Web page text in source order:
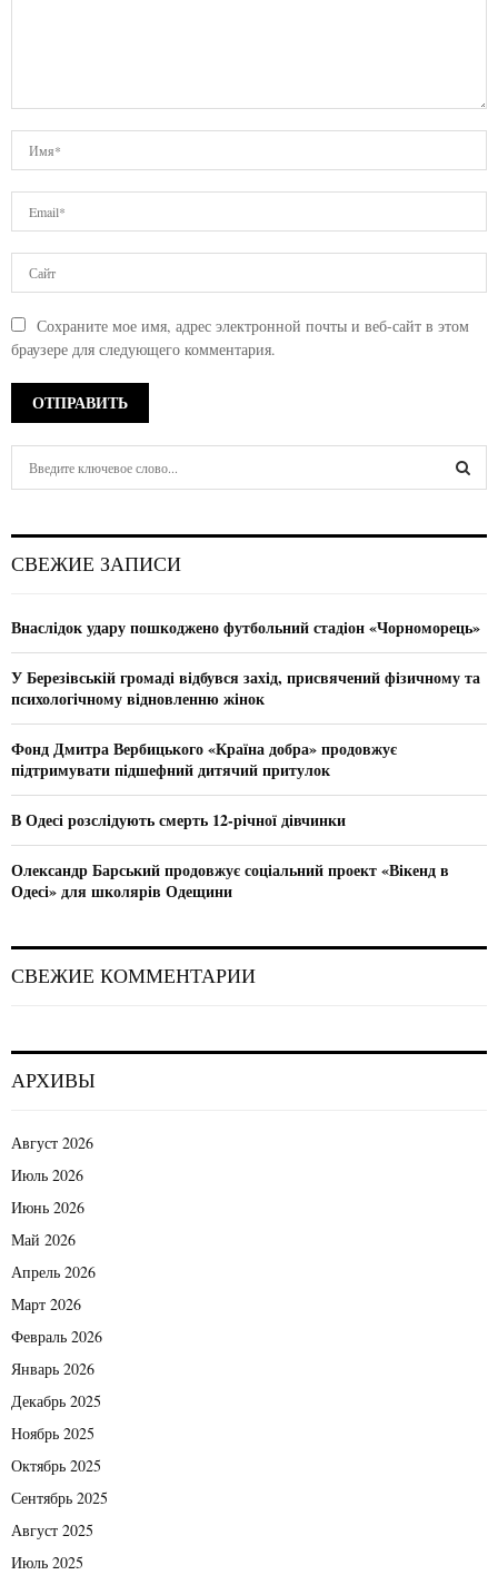
Сохраните мое имя, адрес электронной почты и веб-сайт в этом
браузере для следующего комментария.
h
o
:
C
СВЕЖИЕ ЗАПИСИ
Внаслідок удару пошкоджено футбольний стадіон «Чорноморець»
У Березівській громаді відбувся захід, присвячений фізичному та
психологічному відновленню жінок
Фонд Дмитра Вербицького «Країна добра» продовжує
підтримувати підшефний дитячий притулок
В Одесі розслідують смерть 12-річної дівчинки
Олександр Барський продовжує соціальний проект «Вікенд в
Одесі» для школярів Одещини
СВЕЖИЕ КОММЕНТАРИИ
АРХИВЫ
Август 2026
Июль 2026
Июнь 2026
Май 2026
Апрель 2026
Март 2026
Февраль 2026
Январь 2026
Декабрь 2025
Ноябрь 2025
Октябрь 2025
Сентябрь 2025
Август 2025
Июль 2025